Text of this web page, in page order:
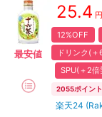
最安値
25.4
12%OFF
ドリンク(＋
SPU(＋2倍
2055ポイント
楽天24